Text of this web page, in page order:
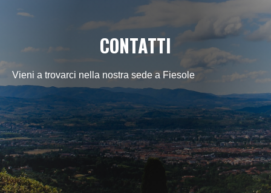
CONTATTI
Vieni a trovarci nella nostra sede a Fiesole